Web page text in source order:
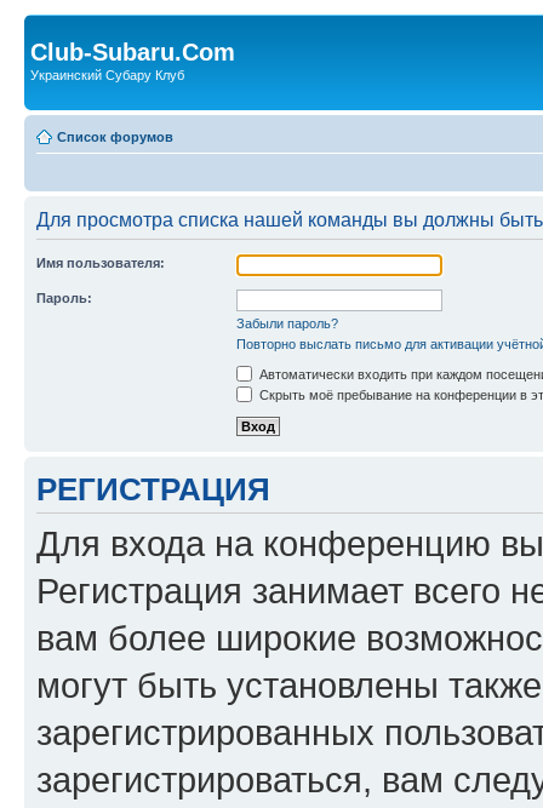
Club-Subaru.Com
Украинский Субару Клуб
Список форумов
Для просмотра списка нашей команды вы должны
Имя пользователя:
Пароль:
Забыли пароль?
Повторно выслать письмо для активации
Автоматически входить при каждом
Скрыть моё пребывание на конференции в
РЕГИСТРАЦИЯ
Для входа на конференцию
Регистрация занимает всего
вам более широкие
могут быть установлены
зарегистрированных
зарегистрироваться, вам